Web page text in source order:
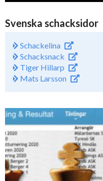
Svenska schacksidor
Schackelina
Schacksnack
Tiger Hillarp
Mats Larsson